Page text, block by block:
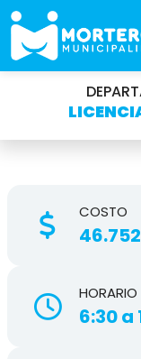
COSTO
46.752
HORARIO
6:30 a